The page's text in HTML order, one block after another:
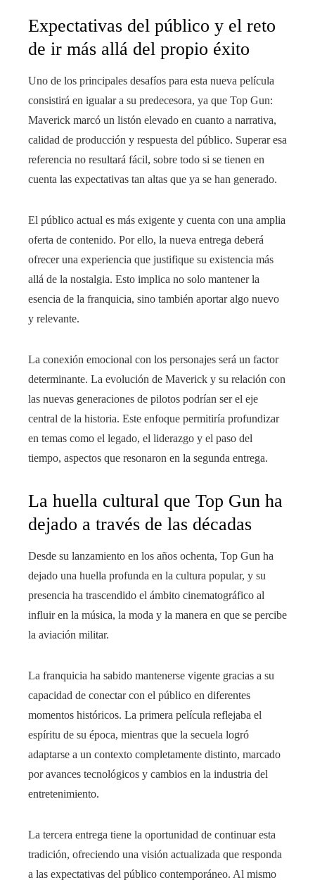
Expectativas del público y el reto
de ir más allá del propio éxito
Uno de los principales desafíos para esta nueva película
consistirá en igualar a su predecesora, ya que Top Gun:
Maverick marcó un listón elevado en cuanto a narrativa,
calidad de producción y respuesta del público. Superar esa
referencia no resultará fácil, sobre todo si se tienen en
cuenta las expectativas tan altas que ya se han generado.
El público actual es más exigente y cuenta con una amplia
oferta de contenido. Por ello, la nueva entrega deberá
ofrecer una experiencia que justifique su existencia más
allá de la nostalgia. Esto implica no solo mantener la
esencia de la franquicia, sino también aportar algo nuevo
y relevante.
La conexión emocional con los personajes será un factor
determinante. La evolución de Maverick y su relación con
las nuevas generaciones de pilotos podrían ser el eje
central de la historia. Este enfoque permitiría profundizar
en temas como el legado, el liderazgo y el paso del
tiempo, aspectos que resonaron en la segunda entrega.
La huella cultural que Top Gun ha
dejado a través de las décadas
Desde su lanzamiento en los años ochenta, Top Gun ha
dejado una huella profunda en la cultura popular, y su
presencia ha trascendido el ámbito cinematográfico al
influir en la música, la moda y la manera en que se percibe
la aviación militar.
La franquicia ha sabido mantenerse vigente gracias a su
capacidad de conectar con el público en diferentes
momentos históricos. La primera película reflejaba el
espíritu de su época, mientras que la secuela logró
adaptarse a un contexto completamente distinto, marcado
por avances tecnológicos y cambios en la industria del
entretenimiento.
La tercera entrega tiene la oportunidad de continuar esta
tradición, ofreciendo una visión actualizada que responda
a las expectativas del público contemporáneo. Al mismo